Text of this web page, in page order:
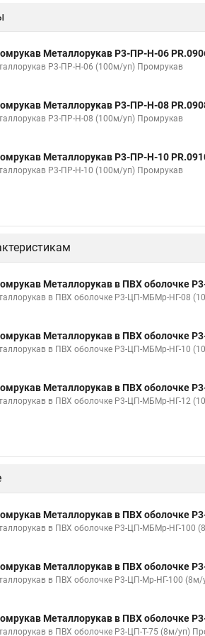
20
изоляции Металлорукава пвх 25
мрпи Металлорукав выхлопной
в пвх Металлорукав рз цх 20
Металлорукав Р3-ПР-Н-06
Р3-ПР-Н-06 (100м/уп) Промрукав
Металлорукав Р3-ПР-Н-08
Р3-ПР-Н-08 (100м/уп) Промрукав
Металлорукав Р3-ПР-Н-10
Р3-ПР-Н-10 (100м/уп) Промрукав
Металлорукав в ПВХ оболочке
в ПВХ оболочке Р3-ЦП-МБМр-НГ-08
Металлорукав в ПВХ оболочке
в ПВХ оболочке Р3-ЦП-МБМр-НГ-10
Металлорукав в ПВХ оболочке
в ПВХ оболочке Р3-ЦП-МБМр-НГ-12
Металлорукав в ПВХ оболочке
в ПВХ оболочке Р3-ЦП-МБМр-НГ-100
Металлорукав в ПВХ оболочке
в ПВХ оболочке Р3-ЦП-Мр-НГ-100
Металлорукав в ПВХ оболочке
в ПВХ оболочке Р3-ЦП-Т-75 (8м/уп)